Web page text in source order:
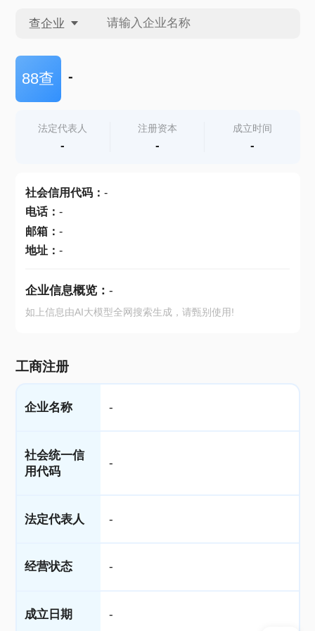
查企业
查企业
查产地
88查 -
法定代表人
-
注册资本
-
成立时间
-
社会信用代码： -
电话： -
邮箱： -
地址： -
企业信息概览： -
如上信息由AI大模型全网搜索生成，请甄别使用!
工商注册
企业名称 -
社会统一信
用代码
-
法定代表人 -
经营状态 -
成立日期 -